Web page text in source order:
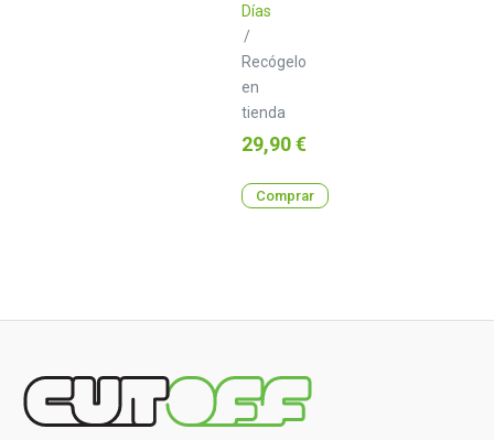
Días
/
Recógelo
en
tienda
Precio
29,90 €
Comprar